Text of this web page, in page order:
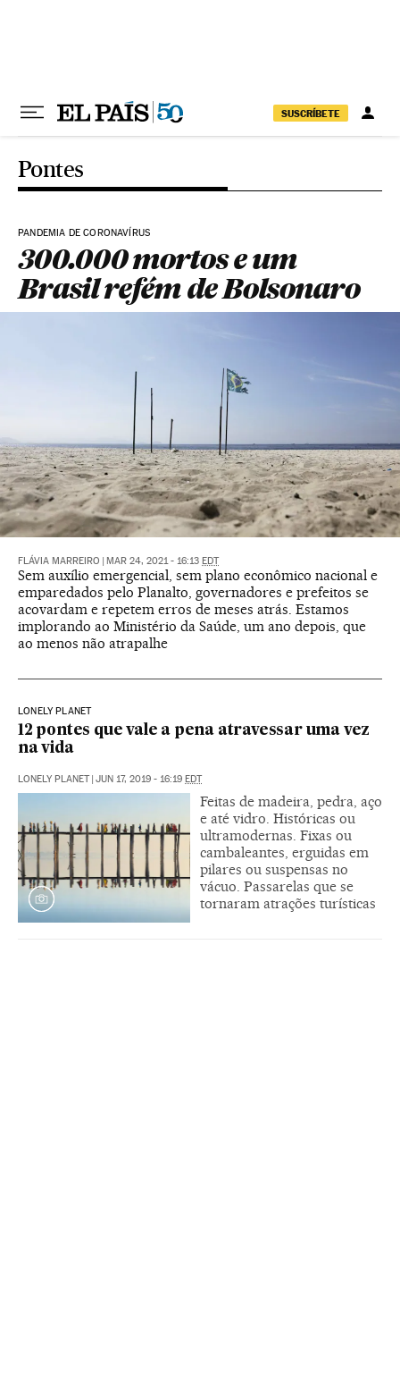
SUSCRÍBETE
Pontes
PANDEMIA DE CORONAVÍRUS
300.000 mortos e um
Brasil refém de Bolsonaro
FLÁVIA MARREIRO MAR 24, 2021 - 16:13 EDT
Sem auxílio emergencial, sem plano econômico nacional e
emparedados pelo Planalto, governadores e prefeitos se
acovardam e repetem erros de meses atrás. Estamos
implorando ao Ministério da Saúde, um ano depois, que
ao menos não atrapalhe
LONELY PLANET
12 pontes que vale a pena atravessar uma vez
na vida
LONELY PLANET JUN 17, 2019 - 16:19 EDT
Feitas de madeira, pedra, aço
e até vidro. Históricas ou
ultramodernas. Fixas ou
cambaleantes, erguidas em
pilares ou suspensas no
vácuo. Passarelas que se
tornaram atrações turísticas